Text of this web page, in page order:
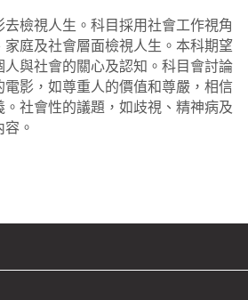
檢視人生。科目採用社會工作視角
庭及社會層面檢視人生。本科期望
與社會的關心及認知。科目會討論
影，如尊重人的價值和尊嚴，相信
。社會性的議題，如歧視、精神病及
。